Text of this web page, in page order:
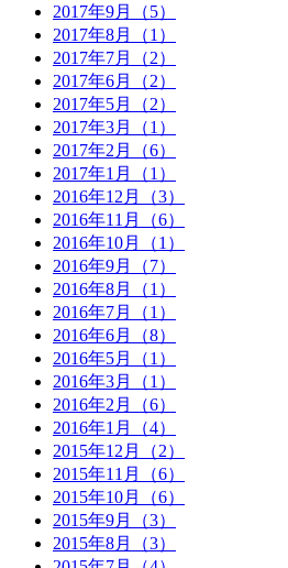
2017年9月（5）
2017年8月（1）
2017年7月（2）
2017年6月（2）
2017年5月（2）
2017年3月（1）
2017年2月（6）
2017年1月（1）
2016年12月（3）
2016年11月（6）
2016年10月（1）
2016年9月（7）
2016年8月（1）
2016年7月（1）
2016年6月（8）
2016年5月（1）
2016年3月（1）
2016年2月（6）
2016年1月（4）
2015年12月（2）
2015年11月（6）
2015年10月（6）
2015年9月（3）
2015年8月（3）